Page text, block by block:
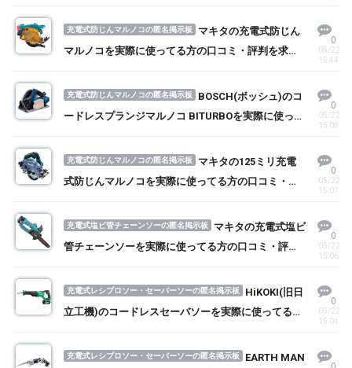
充電式防じんマルノコの匿名掲示板
マキタの充電式防じん
マルノコを実際に使ってる方の口コミ・評判を求
0
05/22
15:44
充電式防じんマルノコの匿名掲示板
BOSCH(ボッシュ)のコ
ードレスプランジマルノコ BITURBOを実際に使って
0
05/22
15:08
充電式防じんマルノコの匿名掲示板
マキタの125ミリ充電
式防じんマルノコを実際に使ってる方の口コミ・評
0
05/22
15:07
充電式塩ビ管チェーンソーの匿名掲示板
マキタの充電式塩ビ
管チェーンソーを実際に使ってる方の口コミ・評判
0
05/22
15:06
充電式レシプロソー・セーバーソーの匿名掲示板
HiKOKI(旧日
立工機)のコードレスセーバソーを実際に使ってる方
0
05/22
15:04
充電式レシプロソー・セーバーソーの匿名掲示板
EARTH MAN